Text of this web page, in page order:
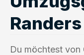
Randers
Du möchtest von